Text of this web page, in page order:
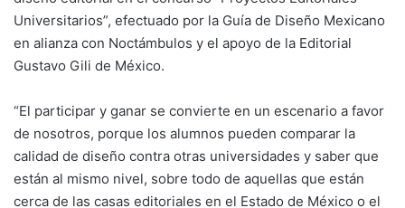
Universitarios”, efectuado por la Guía de Diseño Mexicano
en alianza con Noctámbulos y el apoyo de la Editorial
Gustavo Gili de México.
“El participar y ganar se convierte en un escenario a favor
de nosotros, porque los alumnos pueden comparar la
calidad de diseño contra otras universidades y saber que
están al mismo nivel, sobre todo de aquellas que están
cerca de las casas editoriales en el Estado de México o el